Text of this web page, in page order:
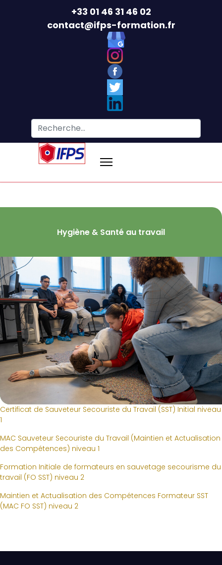
+33 01 46 31 46 02
contact@ifps-formation.fr
Hygiène & Santé au travail
Certificat de Sauveteur Secouriste du Travail (SST) Initial niveau
1
MAC Sauveteur Secouriste du Travail (Maintien et Actualisation
des Compétences) niveau 1
Formation Initiale de formateurs en sauvetage secourisme du
travail (FO SST) niveau 2
Maintien et Actualisation des Compétences Formateur SST
(MAC FO SST) niveau 2